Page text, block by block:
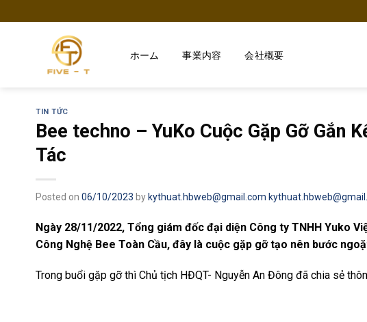
to
ホーム 事業内容 会社概要
TIN TỨC
Bee techno – YuKo Cuộc Gặp Gỡ Gắn
Tác
Posted on 06/10/2023 bykythuat.hbweb@gmail.com
Ngày 28/11/2022, Tổng giám đốc đại diện Công ty TNHH Yuko
Công Nghệ Bee Toàn Cầu, đây là cuộc gặp gỡ tạo nên bước
Trong buổi gặp gỡ thì Chủ tịch HĐQT- Nguyễn An Đông đã chia sẻ